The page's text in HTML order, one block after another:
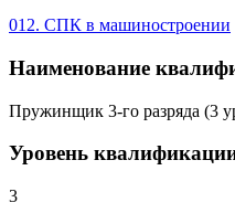
012. СПК в машиностроении
Наименование
Пружинщик 3-го разряда (3
Уровень
3